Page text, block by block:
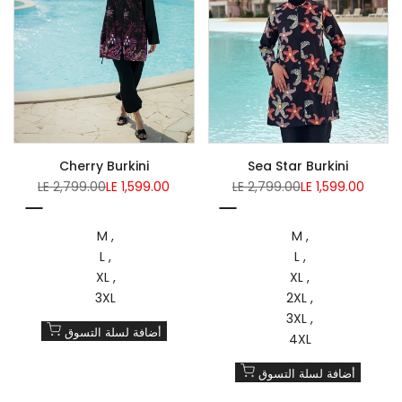
Cherry Burkini
Regular
price
LE 2,799.00Sale
price
LE 1,599.00
M
L
XL
3XL
Sea Star Burkini
Regular
price
LE 2,799.00Sale
price
LE 1,599.00
M
L
XL
2XL
3XL
4XL